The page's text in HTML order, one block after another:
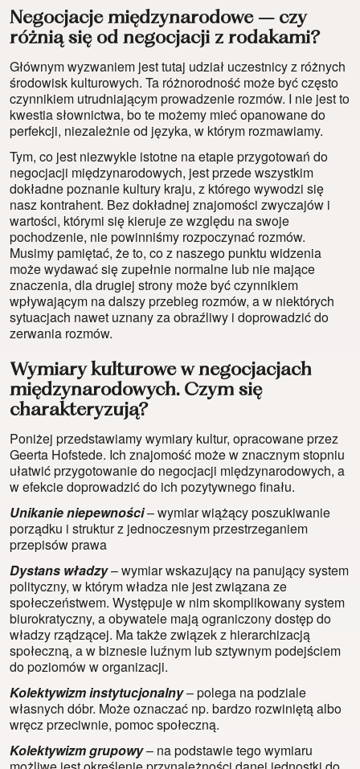
Negocjacje międzynarodowe – czy
różnią się od negocjacji z rodakami?
Głównym wyzwaniem jest tutaj udział uczestnicy z różnych
środowisk kulturowych. Ta różnorodność może być często
czynnikiem utrudniającym prowadzenie rozmów. I nie jest to
kwestia słownictwa, bo te możemy mieć opanowane do
perfekcji, niezależnie od języka, w którym rozmawiamy.
Tym, co jest niezwykle istotne na etapie przygotowań do
negocjacji międzynarodowych, jest przede wszystkim
dokładne poznanie kultury kraju, z którego wywodzi się
nasz kontrahent. Bez dokładnej znajomości zwyczajów i
wartości, którymi się kieruje ze względu na swoje
pochodzenie, nie powinniśmy rozpoczynać rozmów.
Musimy pamiętać, że to, co z naszego punktu widzenia
może wydawać się zupełnie normalne lub nie mające
znaczenia, dla drugiej strony może być czynnikiem
wpływającym na dalszy przebieg rozmów, a w niektórych
sytuacjach nawet uznany za obraźliwy i doprowadzić do
zerwania rozmów.
Wymiary kulturowe w negocjacjach
międzynarodowych. Czym się
charakteryzują?
Poniżej przedstawiamy wymiary kultur, opracowane przez
Geerta Hofstede. Ich znajomość może w znacznym stopniu
ułatwić przygotowanie do negocjacji międzynarodowych, a
w efekcie doprowadzić do ich pozytywnego finału.
Unikanie niepewności– wymiar wiążący poszukiwanie
porządku i struktur z jednoczesnym przestrzeganiem
przepisów prawa
Dystans władzy– wymiar wskazujący na panujący system
polityczny, w którym władza nie jest związana ze
społeczeństwem. Występuje w nim skomplikowany system
biurokratyczny, a obywatele mają ograniczony dostęp do
władzy rządzącej. Ma także związek z hierarchizacją
społeczną, a w biznesie luźnym lub sztywnym podejściem
do poziomów w organizacji.
Kolektywizm instytucjonalny– polega na podziale
własnych dóbr. Może oznaczać np. bardzo rozwiniętą albo
wręcz przeciwnie, pomoc społeczną.
Kolektywizm grupowy– na podstawie tego wymiaru